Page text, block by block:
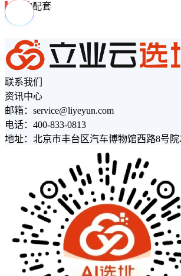
周边配套
联系我们
资讯中心
邮箱：service@liyeyun.com
电话：400-833-0813
地址：北京市丰台区汽车博物馆西路8号院